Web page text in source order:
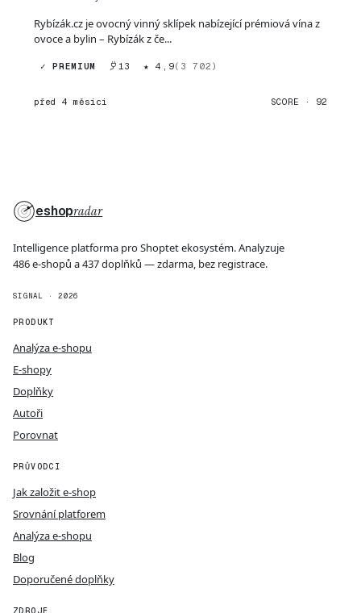
Rybízák.cz je ovocný vinný sklípek nabízející prémiová vína z
ovoce a bylin – Rybízák z če...
✓ PREMIUM 13 ★ 4,9(3 702)
před 4 měsíci SCORE · 92
eshopradar
Intelligence platforma pro Shoptet ekosystém. Analyzuje
486 e-shopů a 437 doplňků — zdarma, bez registrace.
SIGNAL · 2026
PRODUKT
Analýza e-shopu
E-shopy
Doplňky
Autoři
Porovnat
PRŮVODCI
Jak založit e-shop
Srovnání platforem
Analýza e-shopu
Blog
Doporučené doplňky